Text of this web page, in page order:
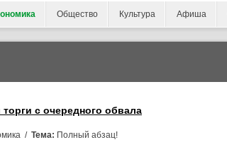
Общество Культура Афиша
с очередного обвала
/ Тема: Полный абзац!